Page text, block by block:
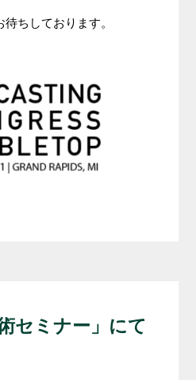
ちしております。
セミナー」にて